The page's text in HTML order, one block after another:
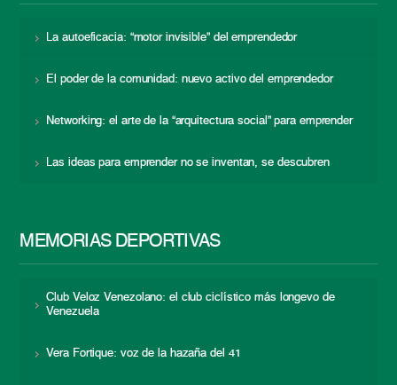
La autoeficacia: “motor invisible” del emprendedor
El poder de la comunidad: nuevo activo del emprendedor
Networking: el arte de la “arquitectura social” para emprender
Las ideas para emprender no se inventan, se descubren
MEMORIAS DEPORTIVAS
Club Veloz Venezolano: el club ciclístico más longevo de
Venezuela
Vera Fortique: voz de la hazaña del 41